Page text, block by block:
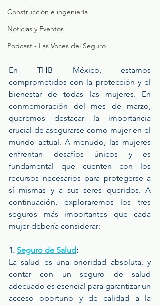
Construcción e ingeniería
Noticias y Eventos
Podcast - Las Voces del Seguro
En THB México, estamos
comprometidos con la protección y el
bienestar de todas las mujeres. En
conmemoración del mes de marzo,
queremos destacar la importancia
crucial de asegurarse como mujer en el
mundo actual. A menudo, las mujeres
enfrentan desafíos únicos y es
fundamental que cuenten con los
recursos necesarios para protegerse a
sí mismas y a sus seres queridos. A
continuación, exploraremos los tres
seguros más importantes que cada
mujer debería considerar:
1. Seguro de Salud:
La salud es una prioridad absoluta, y
contar con un seguro de salud
adecuado es esencial para garantizar un
acceso oportuno y de calidad a la